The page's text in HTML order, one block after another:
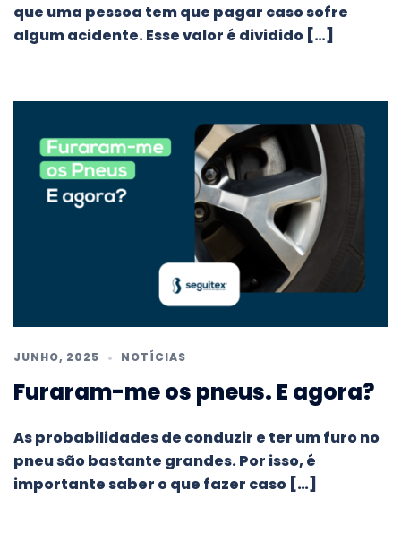
que uma pessoa tem que pagar caso sofre
algum acidente. Esse valor é dividido […]
JUNHO, 2025 NOTÍCIAS
Furaram-me os pneus. E agora?
As probabilidades de conduzir e ter um furo no
pneu são bastante grandes. Por isso, é
importante saber o que fazer caso […]